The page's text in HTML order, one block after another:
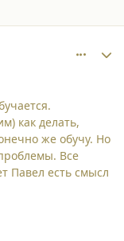
как делать,
же обучу. Но
Все
Павел есть смысл